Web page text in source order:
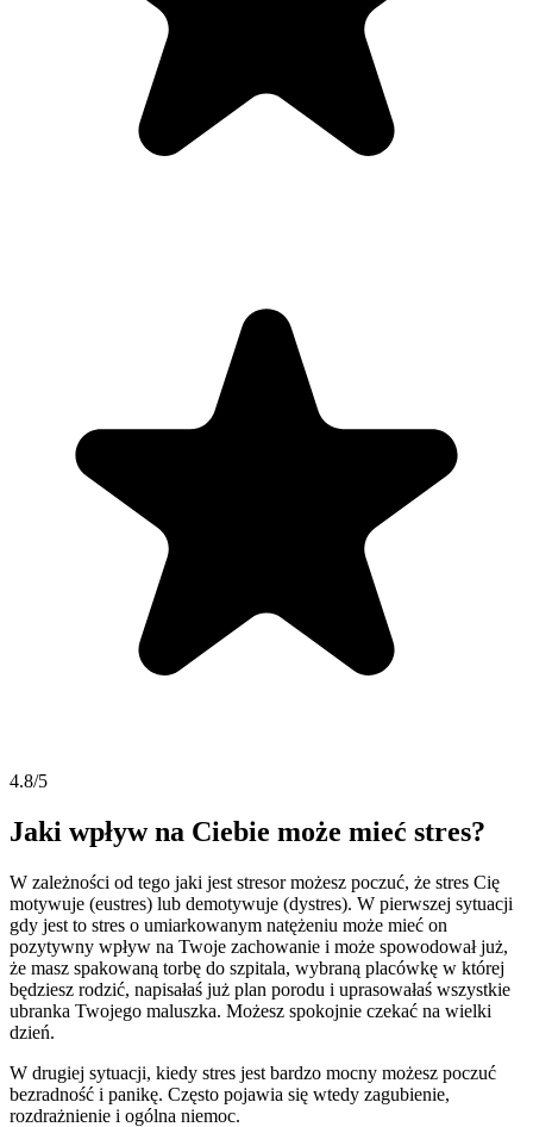
4.8/5
Jaki wpływ na Ciebie może mieć stres?
W zależności od tego jaki jest stresor możesz poczuć, że stres Cię
motywuje (eustres) lub demotywuje (dystres). W pierwszej sytuacji
gdy jest to stres o umiarkowanym natężeniu może mieć on
pozytywny wpływ na Twoje zachowanie i może spowodował już,
że masz spakowaną torbę do szpitala, wybraną placówkę w której
będziesz rodzić, napisałaś już plan porodu i uprasowałaś wszystkie
ubranka Twojego maluszka. Możesz spokojnie czekać na wielki
dzień.
W drugiej sytuacji, kiedy stres jest bardzo mocny możesz poczuć
bezradność i panikę. Często pojawia się wtedy zagubienie,
rozdrażnienie i ogólna niemoc.